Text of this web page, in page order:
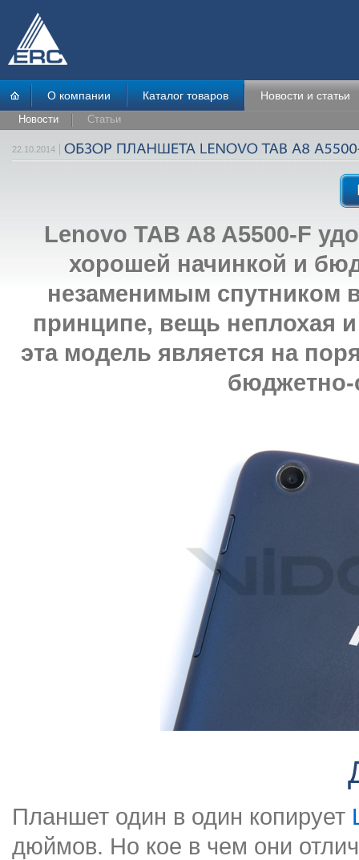
О компании Каталог товаров Новости и статьи
Новости Статьи
22.10.2014
Lenovo TAB A8 A5500-F
хорошей начинкой и
незаменимым спутником
принципе, вещь неплохая
эта модель является на
бюджетно-
Планшет один в один копирует
дюймов. Но кое в чем они